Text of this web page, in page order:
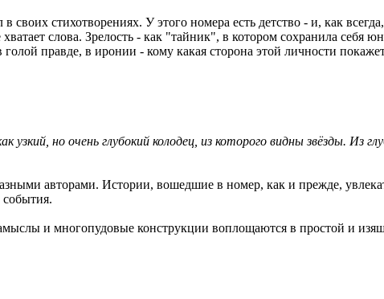
стихотворениях. У этого номера есть детство - и, как
слова. Зрелость - как "тайник", в котором сохранила себя
правде, в иронии - кому какая сторона этой личности
но очень глубокий колодец, из которого видны звёзды. Из
авторами. Истории, вошедшие в номер, как и прежде,
и многопудовые конструкции воплощаются в простой и